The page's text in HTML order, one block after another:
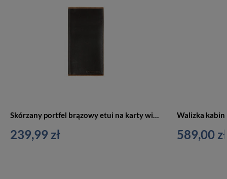
Skórzany portfel brązowy etui na karty wizytówki Vip Collection Bologna 96
239,99 zł 589,00 zł